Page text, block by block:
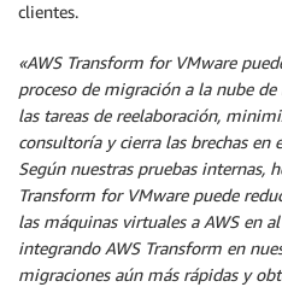
clientes.
«AWS Transform for VMware
proceso de migración a la nube
las tareas de reelaboración,
consultoría y cierra las brechas en
Según nuestras pruebas internas,
Transform for VMware puede
las máquinas virtuales a AWS en
integrando AWS Transform en
migraciones aún más rápidas y